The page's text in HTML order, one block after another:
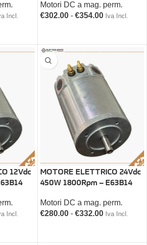
Incl.
Motori DC a mag. perm.
€302.00 - €354.00 Iva Incl.
12Vdc
Incl.
MOTORE ELETTRICO 24Vdc
450W 1800Rpm – E63B14
Motori DC a mag. perm.
€280.00 - €332.00 Iva Incl.